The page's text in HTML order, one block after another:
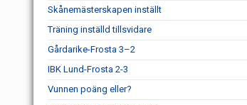
Skånemästerskapen inställt
Träning inställd tillsvidare
Gårdarike-Frosta 3–2
IBK Lund-Frosta 2-3
Vunnen poäng eller?